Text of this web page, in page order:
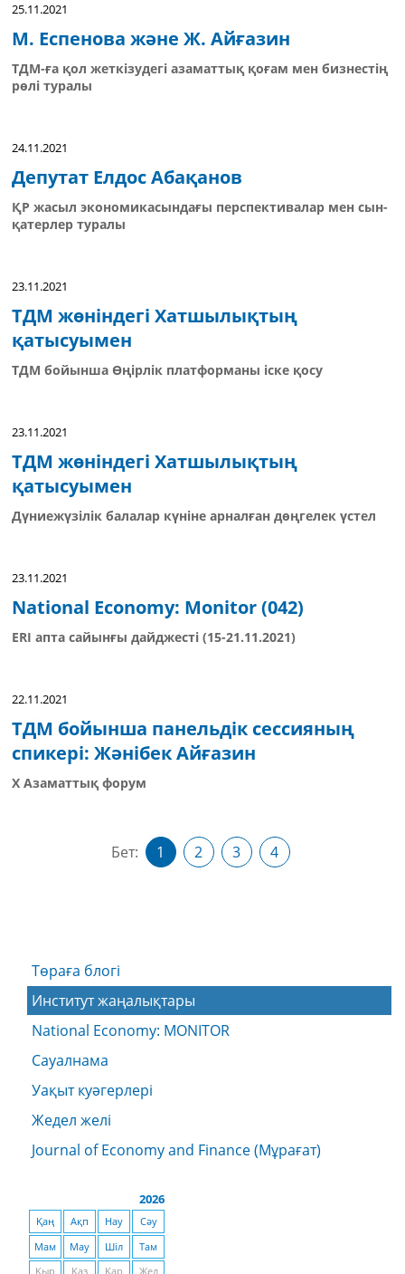
25.11.2021
М. Еспенова және Ж. Айғазин
ТДМ-ға қол жеткізудегі азаматтық қоғам мен бизнестің
рөлі туралы
24.11.2021
Депутат Елдос Абақанов
ҚР жасыл экономикасындағы перспективалар мен сын-
қатерлер туралы
23.11.2021
ТДМ жөніндегі Хатшылықтың
қатысуымен
ТДМ бойынша Өңірлік платформаны іске қосу
23.11.2021
ТДМ жөніндегі Хатшылықтың
қатысуымен
Дүниежүзілік балалар күніне арналған дөңгелек үстел
23.11.2021
National Economy: Monitor (042)
ERI апта сайынғы дайджесті (15-21.11.2021)
22.11.2021
ТДМ бойынша панельдік сессияның
спикері: Жәнібек Айғазин
X Азаматтық форум
Бет: 1 2 3 4
Төраға блогі
Институт жаңалықтары
National Economy: MONITOR
Сауалнама
Уақыт куәгерлері
Жедел желі
Journal of Economy and Finance (Мұрағат)
2026
Қаң Ақп Нау
Сәу
Мам
Мау Шіл
Там
Қыр
Қаз Қар Жел